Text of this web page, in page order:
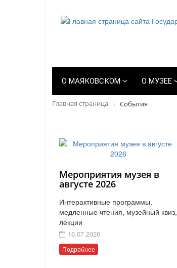
О МАЯКОВСКОМ О МУЗЕЕ
Главная страница События
Мероприятия музея в
августе 2026
Интерактивные программы,
медленные чтения, музейный квиз,
лекции
16.07.2026
Подробнее